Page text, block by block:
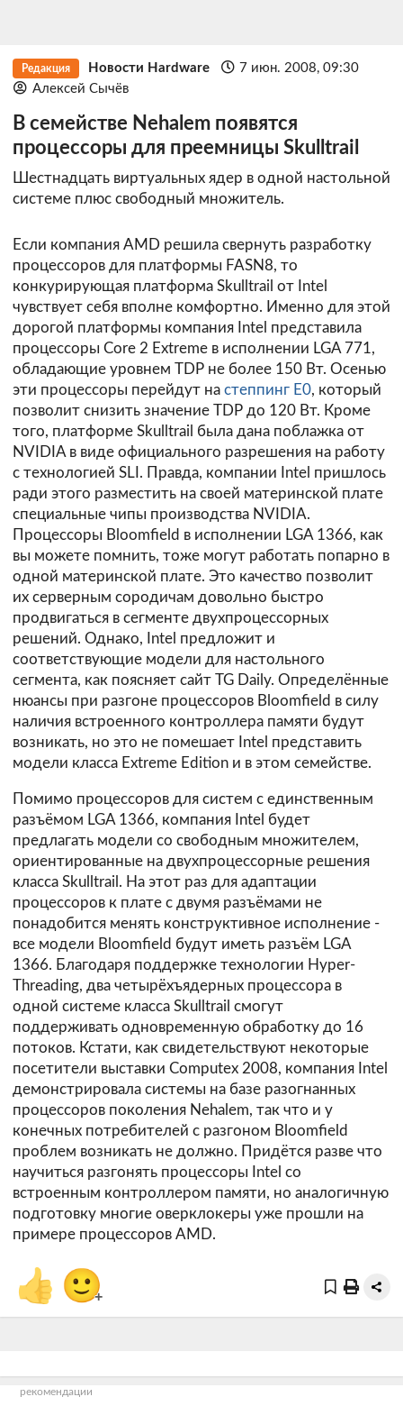
Редакция Новости Hardware
7 июн. 2008, 09:30
Алексей Сычёв
В семействе Nehalem появятся
процессоры для преемницы Skulltrail
Шестнадцать виртуальных ядер в одной настольной
системе плюс свободный множитель.
Если компания AMD решила свернуть разработку
процессоров для платформы FASN8, то
конкурирующая платформа Skulltrail от Intel
чувствует себя вполне комфортно. Именно для этой
дорогой платформы компания Intel представила
процессоры Core 2 Extreme в исполнении LGA 771,
обладающие уровнем TDP не более 150 Вт. Осенью
эти процессоры перейдут на степпинг E0, который
позволит снизить значение TDP до 120 Вт. Кроме
того, платформе Skulltrail была дана поблажка от
NVIDIA в виде официального разрешения на работу
с технологией SLI. Правда, компании Intel пришлось
ради этого разместить на своей материнской плате
специальные чипы производства NVIDIA.
Процессоры Bloomfield в исполнении LGA 1366, как
вы можете помнить, тоже могут работать попарно в
одной материнской плате. Это качество позволит
их серверным сородичам довольно быстро
продвигаться в сегменте двухпроцессорных
решений. Однако, Intel предложит и
соответствующие модели для настольного
сегмента, как поясняет сайт TG Daily. Определённые
нюансы при разгоне процессоров Bloomfield в силу
наличия встроенного контроллера памяти будут
возникать, но это не помешает Intel представить
модели класса Extreme Edition и в этом семействе.
Помимо процессоров для систем с единственным
разъёмом LGA 1366, компания Intel будет
предлагать модели со свободным множителем,
ориентированные на двухпроцессорные решения
класса Skulltrail. На этот раз для адаптации
процессоров к плате с двумя разъёмами не
понадобится менять конструктивное исполнение -
все модели Bloomfield будут иметь разъём LGA
1366. Благодаря поддержке технологии Hyper-
Threading, два четырёхъядерных процессора в
одной системе класса Skulltrail смогут
поддерживать одновременную обработку до 16
потоков. Кстати, как свидетельствуют некоторые
посетители выставки Computex 2008, компания Intel
демонстрировала системы на базе разогнанных
процессоров поколения Nehalem, так что и у
конечных потребителей с разгоном Bloomfield
проблем возникать не должно. Придётся разве что
научиться разгонять процессоры Intel со
встроенным контроллером памяти, но аналогичную
подготовку многие оверклокеры уже прошли на
примере процессоров AMD.
👍 🙂+
рекомендации